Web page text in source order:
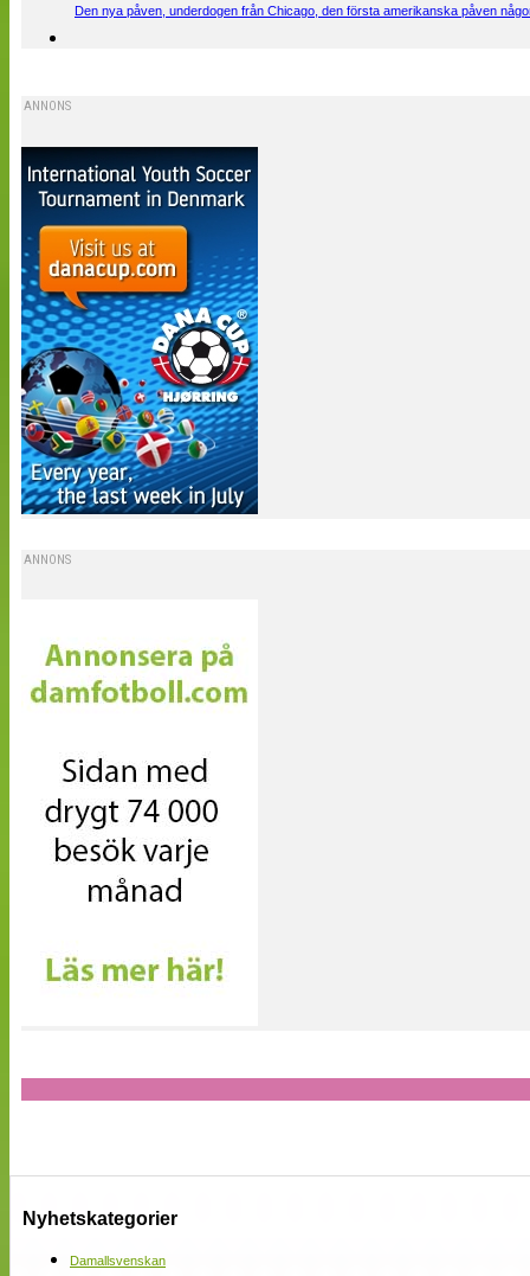
Den nya påven, underdogen från Chicago, den första amerikanska påven
ANNONS
ANNONS
Nyhetskategorier
Damallsvenskan